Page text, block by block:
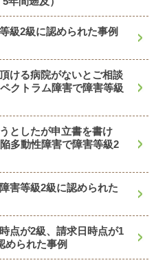
級2級に認められた事例
ける病院がないとご相談
クトラム障害で障害等級
としたが申立書を書け
多動性障害で障害等級2
害等級2級に認められた
点が2級、請求日時点が1
められた事例